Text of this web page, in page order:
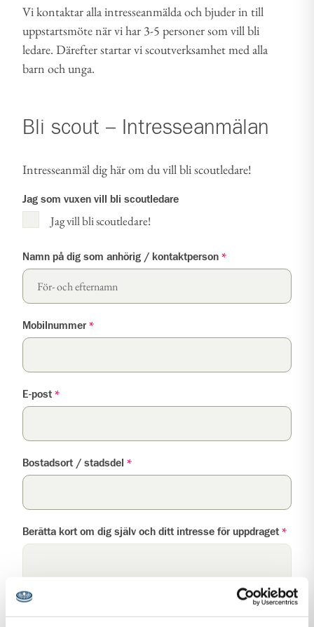
Vi kontaktar alla intresseanmälda och bjuder in till
uppstartsmöte när vi har 3-5 personer som vill bli
ledare. Därefter startar vi scoutverksamhet med alla
barn och unga.
Bli scout – Intresseanmälan
Intresseanmäl dig här om du vill bli scoutledare!
Jag som vuxen vill bli scoutledare
Jag vill bli scoutledare!
Namn på dig som anhörig / kontaktperson *
Mobilnummer *
E-post *
Bostadsort / stadsdel *
Berätta kort om dig själv och ditt intresse för uppdraget *